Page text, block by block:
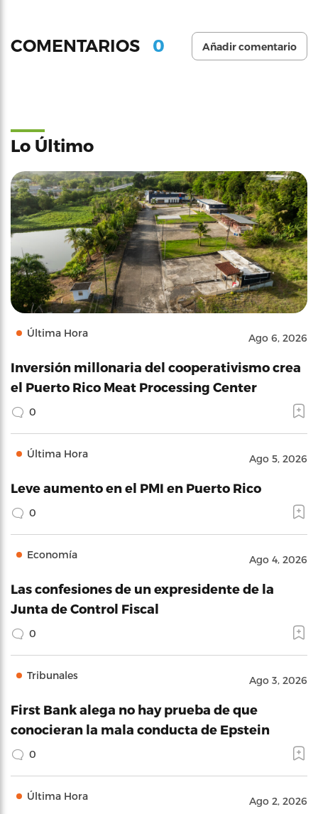
COMENTARIOS 0 Añadir comentario
Lo Último
Última Hora Ago 6, 2026
Inversión millonaria del cooperativismo crea
el Puerto Rico Meat Processing Center
0
Última Hora Ago 5, 2026
Leve aumento en el PMI en Puerto Rico
0
Economía Ago 4, 2026
Las confesiones de un expresidente de la
Junta de Control Fiscal
0
Tribunales Ago 3, 2026
First Bank alega no hay prueba de que
conocieran la mala conducta de Epstein
0
Última Hora Ago 2, 2026